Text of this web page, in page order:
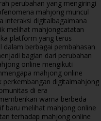
perubahan yang mengiringi
fenomena mahjong muncul
interaksi digitalbagaimana
melihat mahjongcatatan
platform yang terus
berbagai pembahasan
bagian dari perubahan
online mengikuti
mengapa mahjong online
perkembangan digitalmahjong
di era
warna berbeda
baru melihat mahjong online
terhadap mahjong online